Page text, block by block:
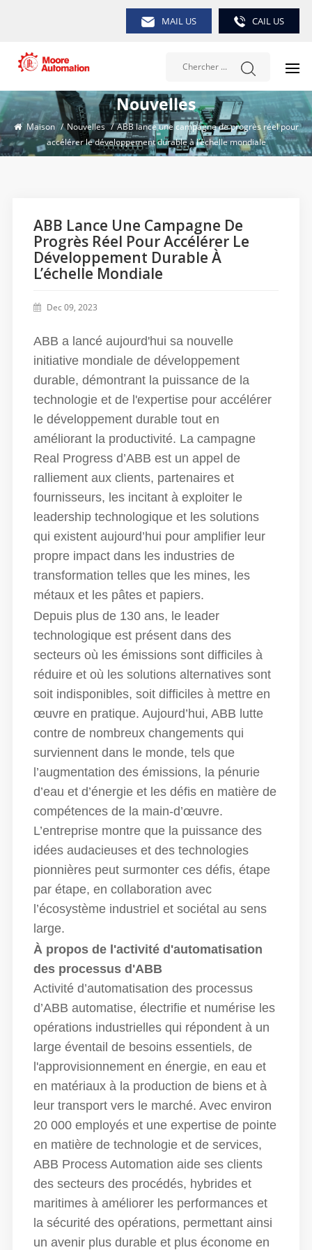
MAIL US CAIL US
Nouvelles
Maison / Nouvelles / ABB lance une campagne de progrès réel pour
accélérer le développement durable à l’échelle mondiale
ABB Lance Une Campagne De
Progrès Réel Pour Accélérer Le
Développement Durable À
L’échelle Mondiale
Dec 09, 2023
ABB a lancé aujourd'hui sa nouvelle
initiative mondiale de développement
durable, démontrant la puissance de la
technologie et de l'expertise pour accélérer
le développement durable tout en
améliorant la productivité. La campagne
Real Progress d’ABB est un appel de
ralliement aux clients, partenaires et
fournisseurs, les incitant à exploiter le
leadership technologique et les solutions
qui existent aujourd’hui pour amplifier leur
propre impact dans les industries de
transformation telles que les mines, les
métaux et les pâtes et papiers.
Depuis plus de 130 ans, le leader
technologique est présent dans des
secteurs où les émissions sont difficiles à
réduire et où les solutions alternatives sont
soit indisponibles, soit difficiles à mettre en
œuvre en pratique. Aujourd’hui, ABB lutte
contre de nombreux changements qui
surviennent dans le monde, tels que
l’augmentation des émissions, la pénurie
d’eau et d’énergie et les défis en matière de
compétences de la main-d’œuvre.
L’entreprise montre que la puissance des
idées audacieuses et des technologies
pionnières peut surmonter ces défis, étape
par étape, en collaboration avec
l’écosystème industriel et sociétal au sens
large.
À propos de l'activité d'automatisation
des processus d'ABB
Activité d’automatisation des processus
d’ABB automatise, électrifie et numérise les
opérations industrielles qui répondent à un
large éventail de besoins essentiels, de
l'approvisionnement en énergie, en eau et
en matériaux à la production de biens et à
leur transport vers le marché. Avec environ
20 000 employés et une expertise de pointe
en matière de technologie et de services,
ABB Process Automation aide ses clients
des secteurs des procédés, hybrides et
maritimes à améliorer les performances et
la sécurité des opérations, permettant ainsi
un avenir plus durable et plus économe en